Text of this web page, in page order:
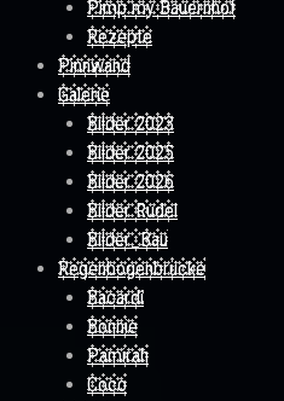
Pimp my Bauernhof
Rezepte
Pinnwand
Galerie
Bilder 2023
Bilder 2025
Bilder 2026
Bilder Rudel
Bilder_Bau
Regenbogenbrücke
Bacardi
Bonnie
Pamirah
Coco